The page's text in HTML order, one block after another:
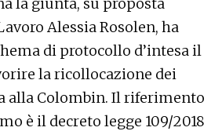
Alessia Rosolen, ha
di protocollo d’intesa il
la ricollocazione dei
alla Colombin. Il riferimento
è il decreto legge 109/2018